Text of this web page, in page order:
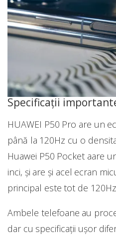
Specificații
HUAWEI P50 Pro are un
până la 120Hz cu o
Huawei P50 Pocket aare
inci, și are și acel ecran
principal este tot de
Ambele telefoane au
dar cu specificații ușor